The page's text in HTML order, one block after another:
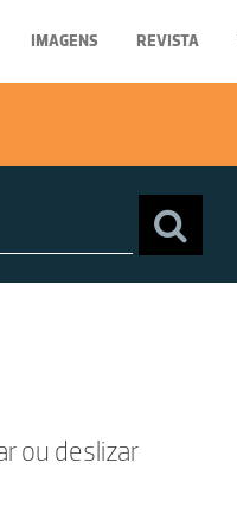
IMAGENS REVISTA
ou deslizar